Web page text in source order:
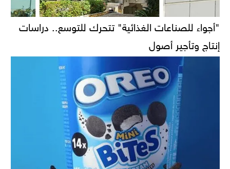
"أجواء للصناعات الغذائية" تتحرك للتوسع.. دراسات
إنتاج وتأجير أصول